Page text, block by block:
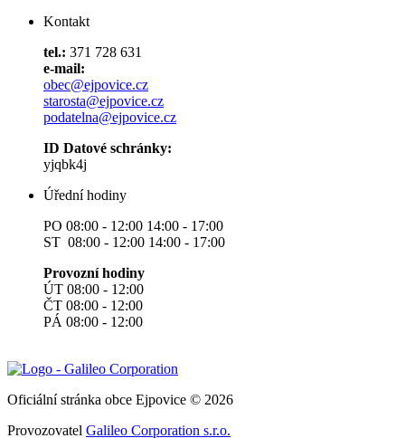
Kontakt
tel.: 371 728 631
e-mail:
obec@ejpovice.cz
starosta@ejpovice.cz
podatelna@ejpovice.cz
ID Datové schránky:
yjqbk4j
Úřední hodiny
PO 08:00 - 12:00 14:00 - 17:00
ST 08:00 - 12:00 14:00 - 17:00
Provozní hodiny
ÚT 08:00 - 12:00
ČT 08:00 - 12:00
PÁ 08:00 - 12:00
Oficiální stránka obce Ejpovice © 2026
Provozovatel Galileo Corporation s.r.o.